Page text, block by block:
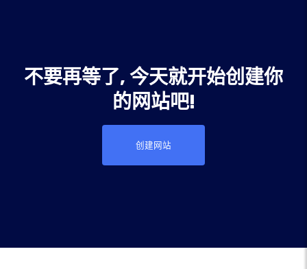
不要再等了, 今天就开始创建你
的网站吧!
创建网站